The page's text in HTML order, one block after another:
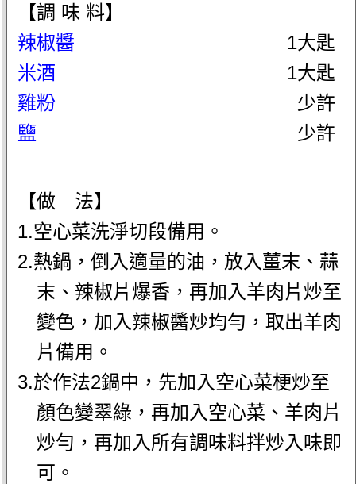
【調 味 料】
辣椒醬
1大匙
米酒
1大匙
雞粉
少許
鹽
少許
【做 法】
1.空心菜洗淨切段備用。
2.熱鍋，倒入適量的油，放入薑末、蒜
末、辣椒片爆香，再加入羊肉片炒至
變色，加入辣椒醬炒均勻，取出羊肉
片備用。
3.於作法2鍋中，先加入空心菜梗炒至
顏色變翠綠，再加入空心菜、羊肉片
炒勻，再加入所有調味料拌炒入味即
可。